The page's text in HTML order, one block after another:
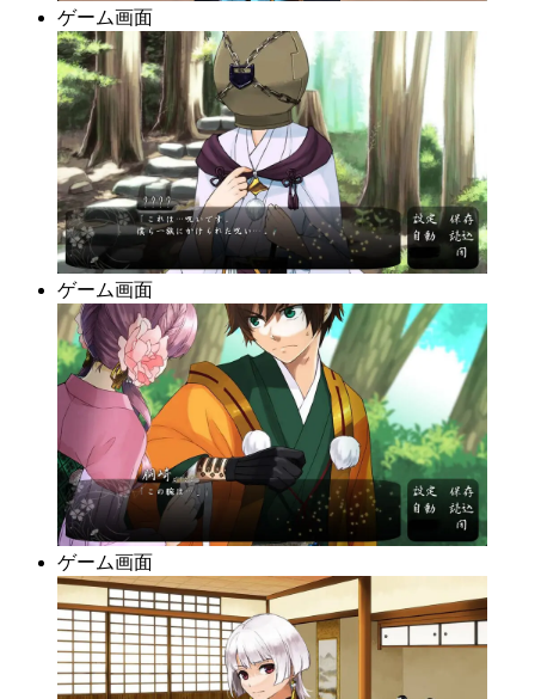
ゲーム画面
ゲーム画面
ゲーム画面